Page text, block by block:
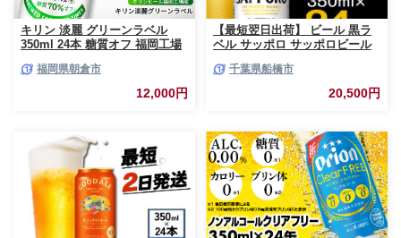
キリン 淡麗 グリーンラベル
350ml 24本 糖質オフ 福岡工場
泡酒 送料無料 ギフト 内祝い ケ
福岡県朝倉市
12,000円
【最短翌日出荷】 ビール 黒ラ
ベル サッポロ サッポロビール
箱 おすすめ 人気 ギフト 贈答
千葉県船橋市
20,500円